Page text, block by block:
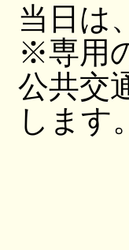
当日は
※専用
公共交
します。